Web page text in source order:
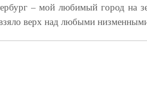
– мой любимый город на
верх над любыми